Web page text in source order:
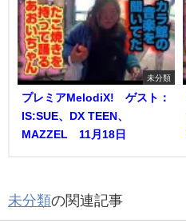
未分類
プレミアMelodiX! ゲスト：
IS:SUE、DX TEEN、
MAZZEL 11月18日
未分類の関連記事